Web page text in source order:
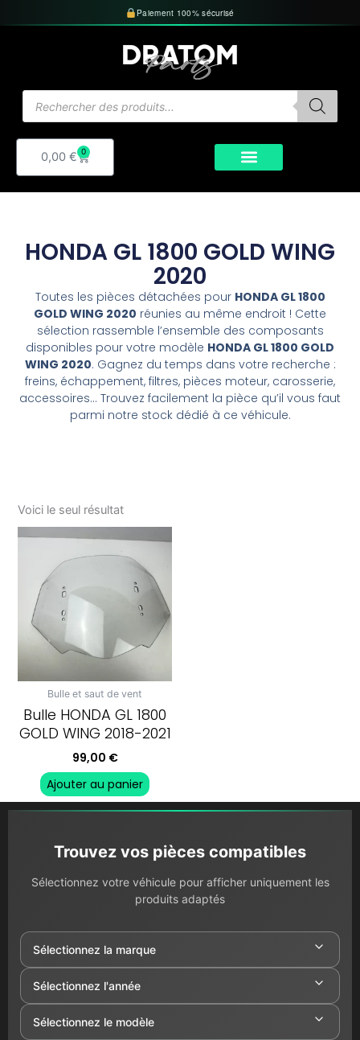
au
Paiement 100% sécurisé
de
0,00 € 0
Panier
HONDA GL 1800 GOLD WING
2020
Toutes les pièces détachées pour HONDA GL 1800
GOLD WING 2020 réunies au même endroit ! Cette
sélection rassemble l’ensemble des composants
disponibles pour votre modèle HONDA GL 1800 GOLD
WING 2020. Gagnez du temps dans votre recherche :
freins, échappement, filtres, pièces moteur, carosserie,
accessoires… Trouvez facilement la pièce qu’il vous faut
parmi notre stock dédié à ce véhicule.
Voici le seul résultat
Bulle et saut de vent
Bulle HONDA GL 1800
GOLD WING 2018-2021
99,00 €
Ajouter au panier
Trouvez vos pièces compatibles
Sélectionnez votre véhicule pour afficher uniquement les
produits adaptés